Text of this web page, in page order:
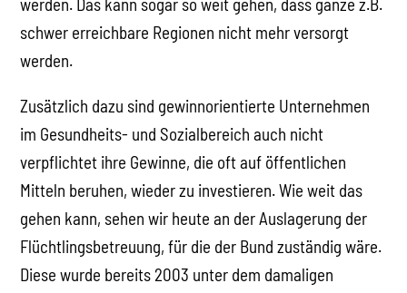
schwer erreichbare Regionen nicht mehr versorgt
werden.
Zusätzlich dazu sind gewinnorientierte Unternehmen
im Gesundheits- und Sozialbereich auch nicht
verpflichtet ihre Gewinne, die oft auf öffentlichen
Mitteln beruhen, wieder zu investieren. Wie weit das
gehen kann, sehen wir heute an der Auslagerung der
Flüchtlingsbetreuung, für die der Bund zuständig wäre.
Diese wurde bereits 2003 unter dem damaligen